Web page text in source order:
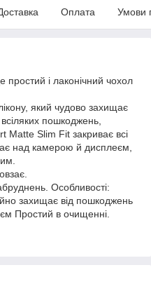
Оплата Умови
і лаконічний чохол
який чудово захищає
пошкоджень,
Slim Fit закриває всі
над камерою й дисплеєм,
Особливості:
захищає від пошкоджень
Простий в очищенні.